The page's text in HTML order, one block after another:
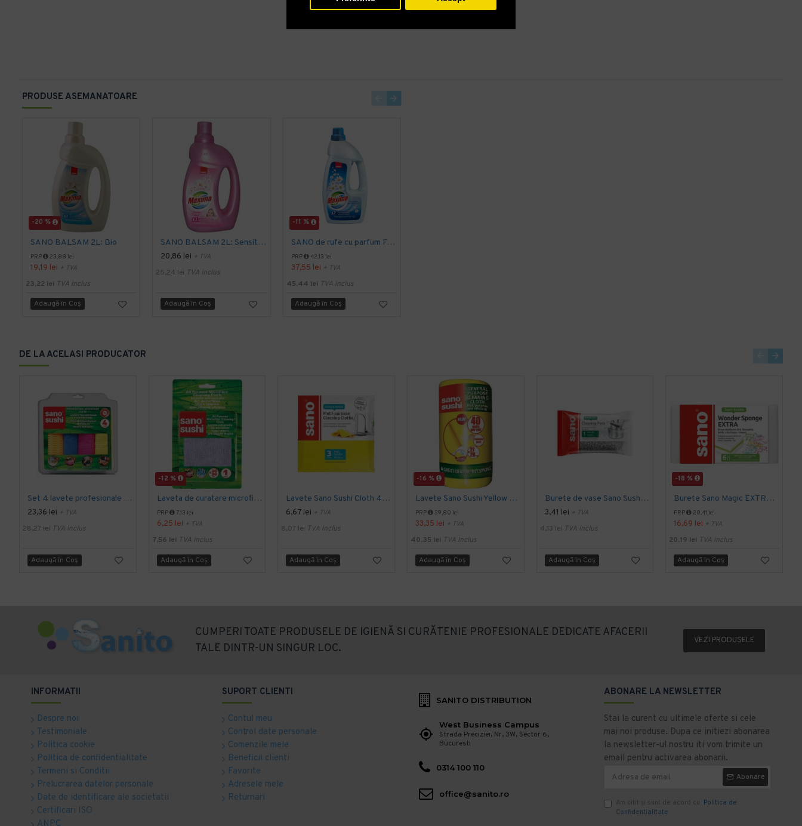
PRODUSE ASEMANATOARE
-20 %
SANO BALSAM 2L: Bio
PRP 23,88 lei
19,19 lei + TVA
23,22 lei TVA inclus
Adaugă în Coş
SANO BALSAM 2L: Sensitive
20,86 lei + TVA
25,24 lei TVA inclus
Adaugă în Coş
-11 %
SANO de rufe cu parfum Fresh, 4L
PRP 42,13 lei
37,55 lei + TVA
45,44 lei TVA inclus
Adaugă în Coş
DE LA ACELASI PRODUCATOR
Set 4 lavete profesionale din microfibre Sano Sushi
23,36 lei + TVA
28,27 lei TVA inclus
Adaugă în Coş
-12 %
Laveta de curatare microfibra 30 x 30 cm, Sano Sushi
PRP 7,13 lei
6,25 lei + TVA
7,56 lei TVA inclus
Adaugă în Coş
Lavete Sano Sushi Cloth 40x38 cm, 3 buc. / pachet
6,67 lei + TVA
8,07 lei TVA inclus
Adaugă în Coş
-16 %
Lavete Sano Sushi Yellow 27x37 cm, 40 buc. / pachet
PRP 39,80 lei
33,35 lei + TVA
40,35 lei TVA inclus
Adaugă în Coş
Burete de vase Sano Sushi 9x12.5cm
3,41 lei + TVA
4,13 lei TVA inclus
Adaugă în Coş
-18 %
Burete Sano Magic EXTRA 7 x 11.5 x 3 cm, 6 buc
PRP 20,41 lei
16,69 lei + TVA
20,19 lei TVA inclus
Adaugă în Coş
CUMPERI TOATE PRODUSELE DE IGIENĂ SI CURĂTENIE PROFESIONALE DEDICATE AFACERII
TALE DINTR-UN SINGUR LOC.
VEZI PRODUSELE
INFORMATII
Despre noi
Testimoniale
Politica cookie
Politica de confidentialitate
Termeni si Conditii
Prelucrarea datelor personale
Date de identificare ale societatii
Certificari ISO
SUPORT CLIENTI
Contul meu
Control date personale
Comenzile mele
Beneficii clienti
Favorite
Adresele mele
Returnari
SANITO DISTRIBUTION
West Business Campus
Strada Preciziei, Nr, 3W, Sector 6,
Bucuresti
0314 100 110
office@sanito.ro
ABONARE LA NEWSLETTER
Stai la curent cu ultimele oferte si cele
mai noi produse. Dupa ce initiezi abonarea
la newsletter-ul nostru iti vom trimite un
email pentru activarea abonarii.
Abonare
Am citit şi sunt de acord cu Politica de
Confidentialitate